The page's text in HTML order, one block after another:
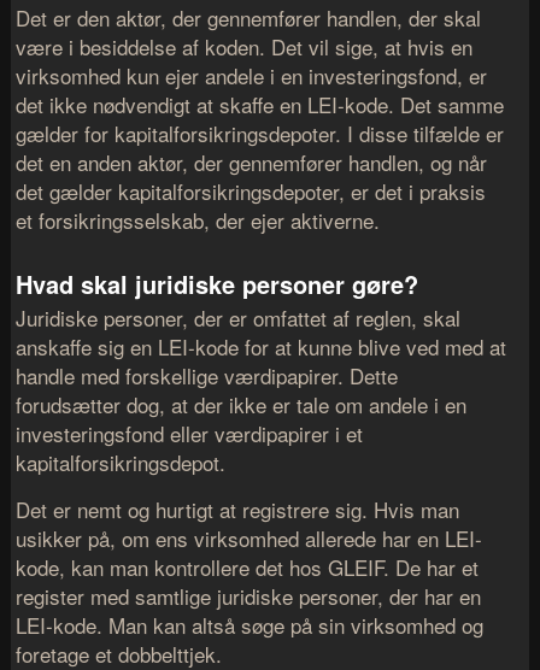
Det er den aktør, der gennemfører handlen, der skal
være i besiddelse af koden. Det vil sige, at hvis en
virksomhed kun ejer andele i en investeringsfond, er
det ikke nødvendigt at skaffe en LEI-kode. Det samme
gælder for kapitalforsikringsdepoter. I disse tilfælde er
det en anden aktør, der gennemfører handlen, og når
det gælder kapitalforsikringsdepoter, er det i praksis
et forsikringsselskab, der ejer aktiverne.
Hvad skal juridiske personer gøre?
Juridiske personer, der er omfattet af reglen, skal
anskaffe sig en LEI-kode for at kunne blive ved med at
handle med forskellige værdipapirer. Dette
forudsætter dog, at der ikke er tale om andele i en
investeringsfond eller værdipapirer i et
kapitalforsikringsdepot.
Det er nemt og hurtigt at registrere sig. Hvis man
usikker på, om ens virksomhed allerede har en LEI-
kode, kan man kontrollere det hos GLEIF. De har et
register med samtlige juridiske personer, der har en
LEI-kode. Man kan altså søge på sin virksomhed og
foretage et dobbelttjek.